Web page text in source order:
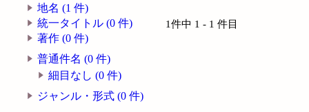
地名 (1 件)
統一タイトル (0 件)
著作 (0 件)
普通件名 (0 件)
細目なし (0 件)
ジャンル・形式 (0 件)
1件中 1 - 1 件目